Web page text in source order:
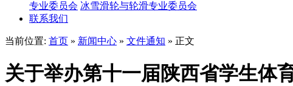
专业委员会 冰雪滑轮与轮滑专业委员会
联系我们
当前位置: 首页 » 新闻中心 » 文件通知 » 正文
关于举办第十一届陕西省学生体